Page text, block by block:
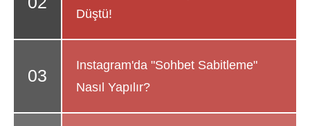
Düştü!
Instagram'da "Sohbet Sabitleme"
Nasıl Yapılır?